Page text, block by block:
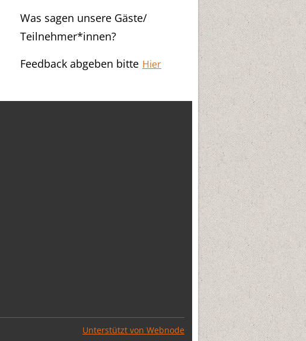
Was sagen unsere Gäste/
Teilnehmer*innen?
Feedback abgeben bitte Hier
Unterstützt von Webnode